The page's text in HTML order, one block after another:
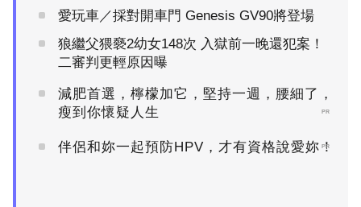
愛玩車／採對開車門 Genesis GV90將登場
狼繼父猥褻2幼女148次 入獄前一晚還犯案！
二審判更輕原因曝
減肥首選，檸檬加它，堅持一週，腰細了，
瘦到你懷疑人生
PR
伴侶和妳一起預防HPV，才有資格說愛妳！
PR